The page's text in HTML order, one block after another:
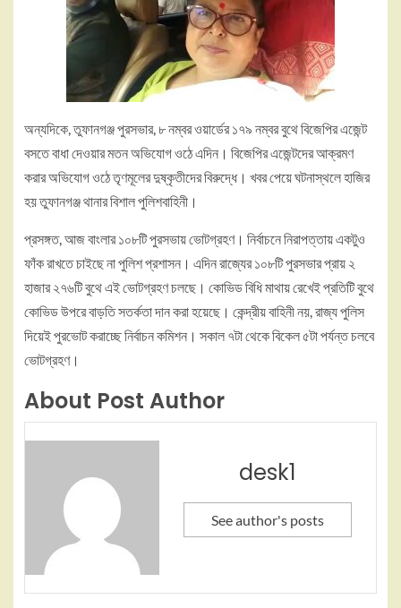
অন্যদিকে, তুফানগঞ্জ পুরসভার, ৮ নম্বর ওয়ার্ডের ১৭৯ নম্বর বুথে বিজেপির এজেন্ট
বসতে বাধা দেওয়ার মতন অভিযোগ ওঠে এদিন। বিজেপির এজেন্টদের আক্রমণ
করার অভিযোগ ওঠে তৃণমূলের দুষ্কৃতীদের বিরুদ্ধে। খবর পেয়ে ঘটনাস্থলে হাজির
হয় তুফানগঞ্জ থানার বিশাল পুলিশবাহিনী।
প্রসঙ্গত, আজ বাংলার ১০৮টি পুরসভায় ভোটগ্রহণ। নির্বাচনে নিরাপত্তায় একটুও
ফাঁক রাখতে চাইছে না পুলিশ প্রশাসন। এদিন রাজ্যের ১০৮টি পুরসভার প্রায় ২
হাজার ২৭৬টি বুথে এই ভোটগ্রহণ চলছে। কোভিড বিধি মাথায় রেখেই প্রতিটি বুথে
কোভিড উপরে বাড়তি সতর্কতা দান করা হয়েছে। কেন্দ্রীয় বাহিনী নয়, রাজ্য পুলিস
দিয়েই পুরভোট করাচ্ছে নির্বাচন কমিশন। সকাল ৭টা থেকে বিকেল ৫টা পর্যন্ত চলবে
ভোটগ্রহণ।
About Post Author
desk1
See author's posts